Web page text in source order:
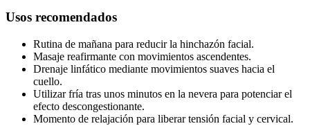
Usos recomendados
Rutina de mañana para reducir la hinchazón facial.
Masaje reafirmante con movimientos ascendentes.
Drenaje linfático mediante movimientos suaves hacia el
cuello.
Utilizar fría tras unos minutos en la nevera para potenciar el
efecto descongestionante.
Momento de relajación para liberar tensión facial y cervical.